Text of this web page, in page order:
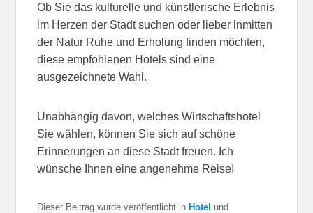
Ob Sie das kulturelle und künstlerische Erlebnis
im Herzen der Stadt suchen oder lieber inmitten
der Natur Ruhe und Erholung finden möchten,
diese empfohlenen Hotels sind eine
ausgezeichnete Wahl.
Unabhängig davon, welches Wirtschaftshotel
Sie wählen, können Sie sich auf schöne
Erinnerungen an diese Stadt freuen. Ich
wünsche Ihnen eine angenehme Reise!
Dieser Beitrag wurde veröffentlicht inHotel und